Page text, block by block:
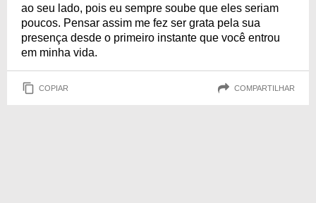
ao seu lado, pois eu sempre soube que eles seriam
poucos. Pensar assim me fez ser grata pela sua
presença desde o primeiro instante que você entrou
em minha vida.
COPIAR COMPARTILHAR